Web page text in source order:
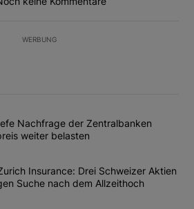
WERBUNG
Liste der am meisten kommentierten
Titel "Unerwartet tiefe Nachfrage der
Nachfrage der Zentralbanken
weiter belasten
Titel "ABB, UBS, Zurich Insurance:
Insurance: Drei Schweizer Aktien
Suche nach dem Allzeithoch